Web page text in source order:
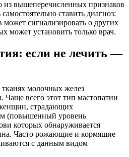
из вышеперечисленных признаков
ставить диагноз:
сигнализировать о других
может установить только врач.
если не лечить —
молочных желез
Чаще всего этот тип мастопатии
страдающих
(повышенный уровень
которых обнаруживается
Часто рожающие и кормящие
с данным видом